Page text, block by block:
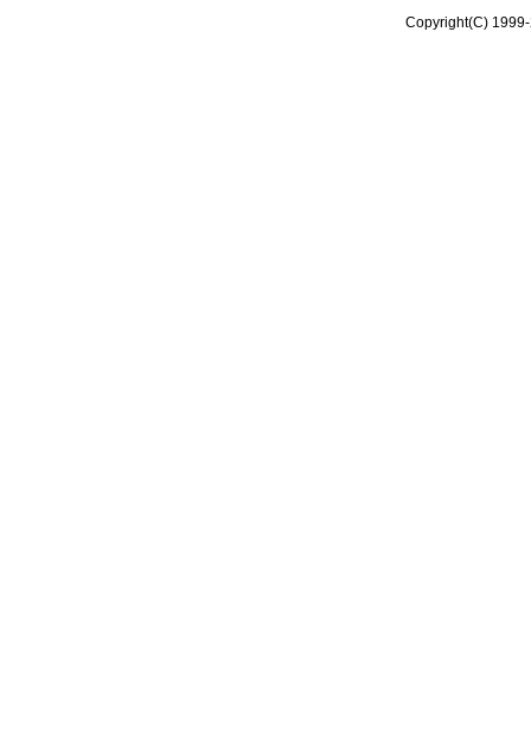
Copyright(C)